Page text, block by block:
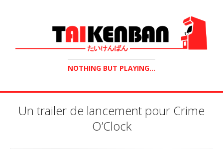
NOTHING BUT PLAYING...
Un trailer de lancement pour Crime
O’Clock